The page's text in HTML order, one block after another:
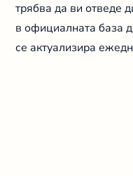
трябва да ви отведе
в официалната база
се актуализира